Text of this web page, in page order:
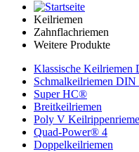
Keilriemen
Zahnflachriemen
Weitere Produkte
Klassische Keilriemen
Schmalkeilriemen DIN
Super HC®
Breitkeilriemen
Poly V
Quad-Power® 4
Doppelkeilriemen